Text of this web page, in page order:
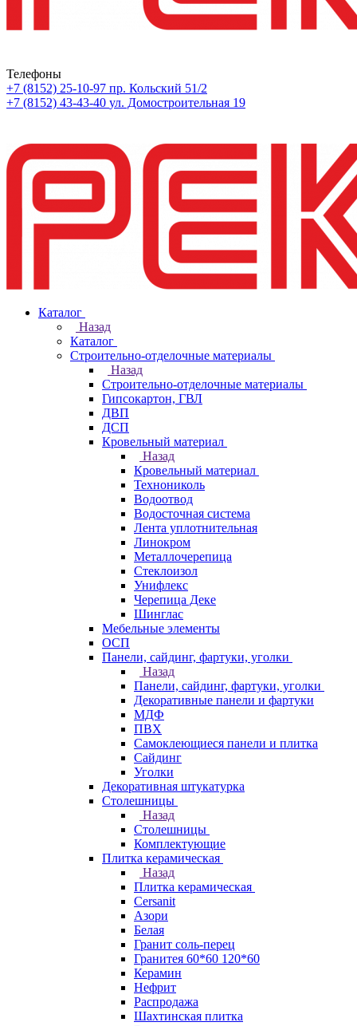
Телефоны
+7 (8152) 25-10-97 пр. Кольский 51/2
+7 (8152) 43-43-40 ул. Домостроительная 19
Каталог
Назад
Каталог
Строительно-отделочные материалы
Назад
Строительно-отделочные материалы
Гипсокартон, ГВЛ
ДВП
ДСП
Кровельный материал
Назад
Кровельный материал
Технониколь
Водоотвод
Водосточная система
Лента уплотнительная
Линокром
Металлочерепица
Стеклоизол
Унифлекс
Черепица Деке
Шинглас
Мебельные элементы
ОСП
Панели, сайдинг, фартуки, уголки
Назад
Панели, сайдинг, фартуки, уголки
Декоративные панели и фартуки
МДФ
ПВХ
Самоклеющиеся панели и плитка
Сайдинг
Уголки
Декоративная штукатурка
Столешницы
Назад
Столешницы
Комплектующие
Плитка керамическая
Назад
Плитка керамическая
Cersanit
Азори
Белая
Гранит соль-перец
Гранитея 60*60 120*60
Керамин
Нефрит
Распродажа
Шахтинская плитка